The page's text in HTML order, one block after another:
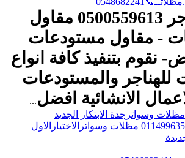
أبتكارهناجر 0500559613 مقاول
- مقاول مستودعات
نقوم بتنفيذ كافة انواع
للهناجر والمستودعات
الانشائية افضل...
مظلات وسواترجدة الابتكار الجديد
مظلاتي0114996351 مظلات وسواترالاختيارالاول